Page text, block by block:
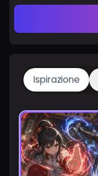
Ispirazione